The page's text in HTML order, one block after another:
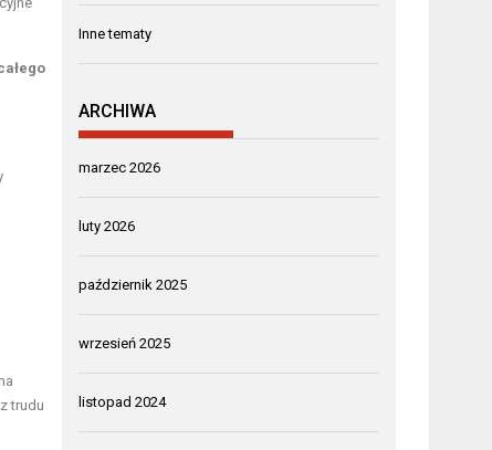
trudu
Inne tematy
ARCHIWA
marzec 2026
luty 2026
październik 2025
wrzesień 2025
listopad 2024